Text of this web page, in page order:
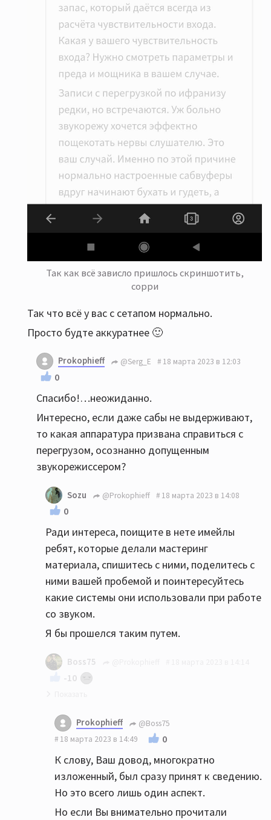
Так как всё зависло пришлось скриншотить,
сорри
Так что всё у вас с сетапом нормально.
Просто будте аккуратнее 🙂
Prokophieff @Serg_E 18 марта 2023 в 12:03
0
Спасибо!…неожиданно.
Интересно, если даже сабы не выдерживают,
то какая аппаратура призвана справиться с
перегрузом, осознанно допущенным
звукорежиссером?
Sozu @Prokophieff 18 марта 2023 в 14:08
0
Ради интереса, поищите в нете имейлы
ребят, которые делали мастеринг
материала, спишитесь с ними, поделитесь с
ними вашей пробемой и поинтересуйтесь
какие системы они использовали при работе
со звуком.
Я бы прошелся таким путем.
Boss75
-10
Как вы не поймёте - никакого перегруза на
НЧ бы у вас НЕ БЫЛО, если бы вы не
занимались такой ерундой как
одновременное выкручивания громкости на
номинальную мощность усилителя +
loudness + выкручивания басов на
темброблоке 🤦🤷
Prokophieff
@Boss75
18 марта 2023 в 14:49
0
К слову, Ваш довод, многократно
изложенный, был сразу принят к сведению.
Но это всего лишь один аспект.
Но если Вы внимательно прочитали